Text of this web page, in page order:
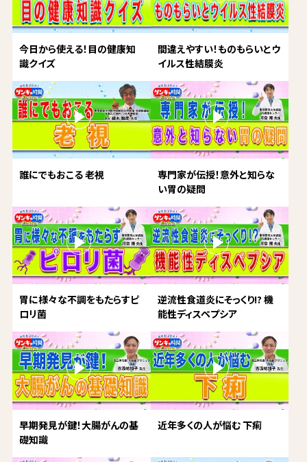
今日から使える！目の健康知
識クイズ
間違えやすい！ものもらいとウ
イルス性結膜炎
誰にでもおこる 老視
専門家が伝授！意外と知らな
い胃の疑問
胃に様々な不調をもたらすピ
ロリ菌
逆流性食道炎にそっくり!? 機
能性ディスペプシア
早期発見が鍵！大腸がんの基
礎知識
近年多くの人が悩む 下痢